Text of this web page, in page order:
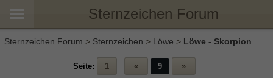
Sternzeichen Forum
Sternzeichen Forum > Sternzeichen > Löwe > Löwe - Skorpion
Seite: 1 « 9 »